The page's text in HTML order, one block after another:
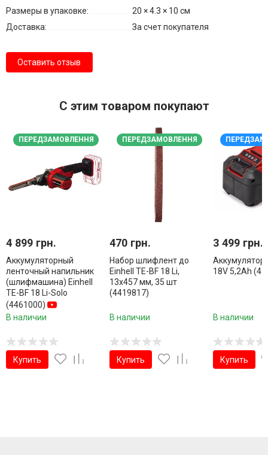
Размеры в упаковке:
20 × 4.3 × 10 см
Доставка:
За счет покупателя
Оставить отзыв
С этим товаром покупают
ПЕРЕДЗАМОВЛЕННЯ
4 899 грн.
Аккумуляторный
ленточный напильник
(шлифмашина) Einhell
TE-BF 18 Li-Solo
(4461000)
В наличии
Купить
ПЕРЕДЗАМОВЛЕННЯ
470 грн.
Набор шлифлент до
Einhell TE-BF 18 Li,
13x457 мм, 35 шт
(4419817)
В наличии
Купить
3 499 грн.
Аккумулятор
18V 5,2Ah
В наличии
Купить